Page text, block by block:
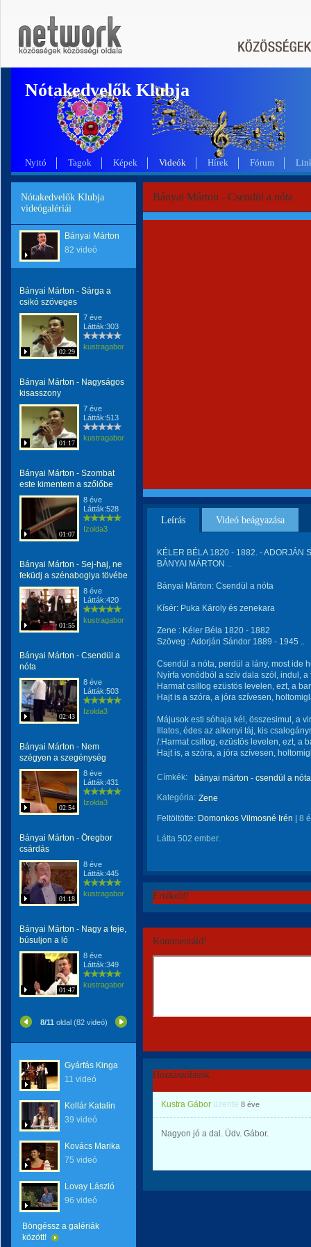
Nótakedvelők Klubja
Nyitó Tagok Képek Videók Hírek Fórum
Nótakedvelők Klubja
videógalériái
Bányai Márton
82 videó
Bányai Márton - Sárga a
csikó szöveges
02:29
7 éve
Látták:303
kustragabor
Bányai Márton - Nagyságos
kisasszony
01:17
7 éve
Látták:513
kustragabor
Bányai Márton - Szombat
este kimentem a szőlőbe
01:07
8 éve
Látták:528
Izolda3
Bányai Márton - Sej-haj, ne
feküdj a szénaboglya tövébe
01:55
8 éve
Látták:420
kustragabor
Bányai Márton - Csendül a
nóta
02:43
8 éve
Látták:503
Izolda3
Bányai Márton - Nem
szégyen a szegénység
02:54
8 éve
Látták:431
Izolda3
Bányai Márton - Öregbor
csárdás
01:18
8 éve
Látták:445
kustragabor
Bányai Márton - Nagy a feje,
búsuljon a ló
01:47
8 éve
Látták:349
kustragabor
8/11 oldal (82 videó)
Gyárfás Kinga
11 videó
Kollár Katalin
39 videó
Kovács Marika
75 videó
Lovay László
96 videó
Böngéssz a galériák
között!
Bányai Márton - Csendül a nóta
Leírás Videó beágyazása
KÉLER BÉLA 1820 - 1882. - ADORJÁN
BÁNYAI MÁRTON ..
Bányai Márton: Csendül a nóta
Kísér: Puka Károly és zenekara
Zene : Kéler Béla 1820 - 1882
Szöveg : Adorján Sándor 1889 - 1945 ..
Csendül a nóta, perdül a lány, most ide
Nyírfa vonódból a szív dala szól, indul,
Harmat csillog ezüstös levelen, ezt, a
Hajt is a szóra, a jóra szívesen,
Májusok esti sóhaja kél, összesimul, a
Illatos, édes az alkonyi táj, kis
/:Harmat csillog, ezüstös levelen, ezt, a
Hajt is, a szóra, a jóra szívesen,
Címkék:
bányai márton - csendül a nóta
Kategória: Zene
Feltöltötte: Domonkos Vilmosné Irén 8
Látta 502 ember.
Értékeld!
Kommentáld!
Hozzászólások
Kustra Gábor üzente 8 éve
Nagyon jó a dal. Üdv. Gábor.